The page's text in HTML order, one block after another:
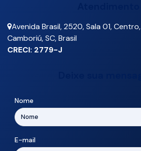
Avenida Brasil,2520,Sala 01,Centro,
Camboriú,SC,Brasil
CRECI: 2779-J
Nome
E-mail